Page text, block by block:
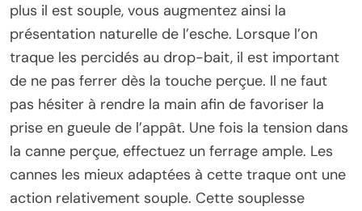
plus il est souple, vous augmentez ainsi la
présentation naturelle de l’esche. Lorsque l’on
traque les percidés au drop-bait, il est important
de ne pas ferrer dès la touche perçue. Il ne faut
pas hésiter à rendre la main afin de favoriser la
prise en gueule de l’appât. Une fois la tension dans
la canne perçue, effectuez un ferrage ample. Les
cannes les mieux adaptées à cette traque ont une
action relativement souple. Cette souplesse